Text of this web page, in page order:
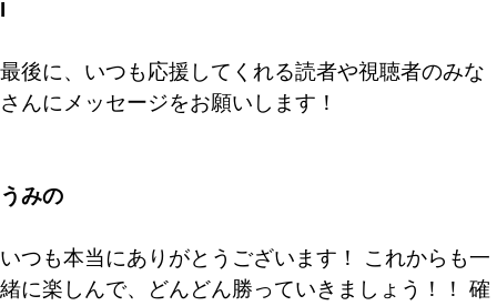
I
最後に、いつも応援してくれる読者や視聴者のみな
さんにメッセージをお願いします！
うみの
いつも本当にありがとうございます！ これからも一
緒に楽しんで、どんどん勝っていきましょう！！ 確